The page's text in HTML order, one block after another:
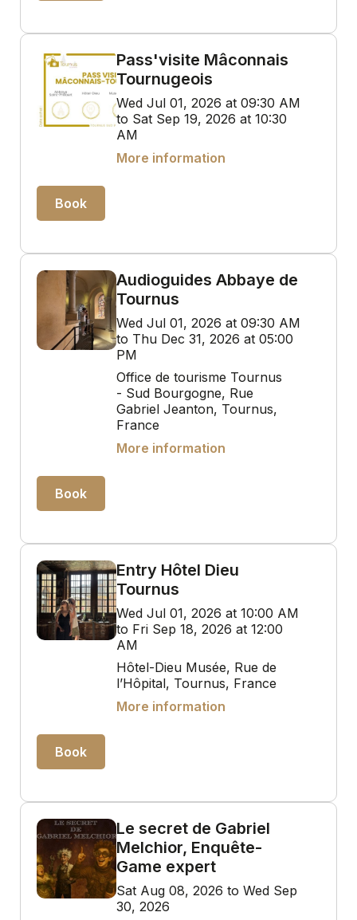
Pass'visite Mâconnais
Tournugeois
Wed Jul 01, 2026 at 09:30 AM
to Sat Sep 19, 2026 at 10:30
AM
More information
Book
Audioguides Abbaye de
Tournus
Wed Jul 01, 2026 at 09:30 AM
to Thu Dec 31, 2026 at 05:00
PM
Office de tourisme Tournus
- Sud Bourgogne, Rue
Gabriel Jeanton, Tournus,
France
More information
Book
Entry Hôtel Dieu
Tournus
Wed Jul 01, 2026 at 10:00 AM
to Fri Sep 18, 2026 at 12:00
AM
Hôtel-Dieu Musée, Rue de
l’Hôpital, Tournus, France
More information
Book
Le secret de Gabriel
Melchior, Enquête-
Game expert
Sat Aug 08, 2026 to Wed Sep
30, 2026